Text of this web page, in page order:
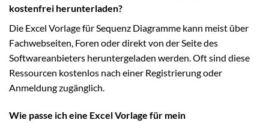
kostenfrei herunterladen?
Die Excel Vorlage für Sequenz Diagramme kann meist über
Fachwebseiten, Foren oder direkt von der Seite des
Softwareanbieters heruntergeladen werden. Oft sind diese
Ressourcen kostenlos nach einer Registrierung oder
Anmeldung zugänglich.
Wie passe ich eine Excel Vorlage für mein